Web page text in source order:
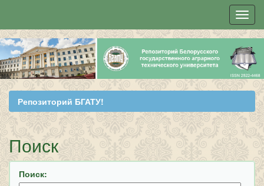
Skip
navigation
Репозиторий БГАТУ!
Поиск
Поиск: